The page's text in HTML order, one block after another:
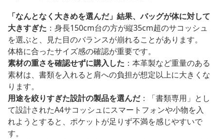
「なんとなく大きめを選んだ」結果、バッグが体に対して
大きすぎた ：身長150cm台の方が縦35cm超のサコッシュ
を選ぶと、見た目のバランスが崩れることがあります。
体格に合ったサイズ感の確認が重要です。
素材の重さを確認せずに購入した ：本革製など重量のある
素材は、書類を入れると肩への負担が想定以上に大きくな
ります。
用途を絞りすぎた設計の製品を選んだ：「書類専用」とし
て設計されたA4サコッシュにスマートフォンや小物を入
れようとすると、ポケットが足りず不満を感じやすいで
す。